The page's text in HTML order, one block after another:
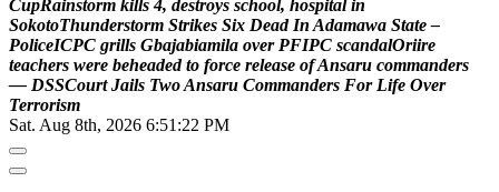
CupRainstorm kills 4, destroys school, hospital in
SokotoThunderstorm Strikes Six Dead In Adamawa State –
PoliceICPC grills Gbajabiamila over PFIPC scandalOriire
teachers were beheaded to force release ofAnsaru commanders
— DSSCourt Jails TwoAnsaru Commanders For Life Over
Terrorism
Sat. Aug 8th, 2026 6:51:23 PM